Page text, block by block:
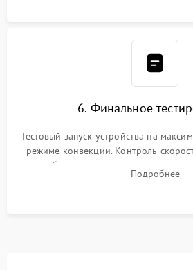
6. Финальное
Тестовый запуск устройства на
режиме конвекции. Контроль
срабатывания термостата при
температуры и тест наПодробнее